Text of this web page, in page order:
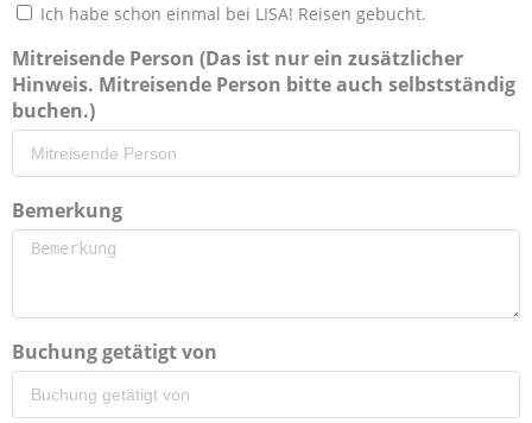
Ich habe schon einmal bei LISA! Reisen gebucht.
Mitreisende Person (Das ist nur ein zusätzlicher
Hinweis. Mitreisende Person bitte auch selbstständig
buchen.)
Bemerkung
Buchung getätigt von